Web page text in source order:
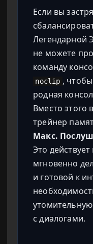
Если вы
Легендарной
не можете
команду
noclip ,
родная
Вместо этого
трейнер
Макс.
Это
мгновенно
и готовой к
с диалогами.